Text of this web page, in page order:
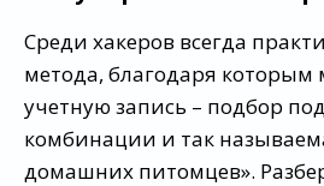
Среди хакеров всегда
метода, благодаря которым
учетную запись – подбор
комбинации и так
домашних питомцев».